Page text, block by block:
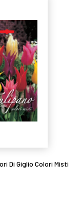
Di Giglio Colori Misti